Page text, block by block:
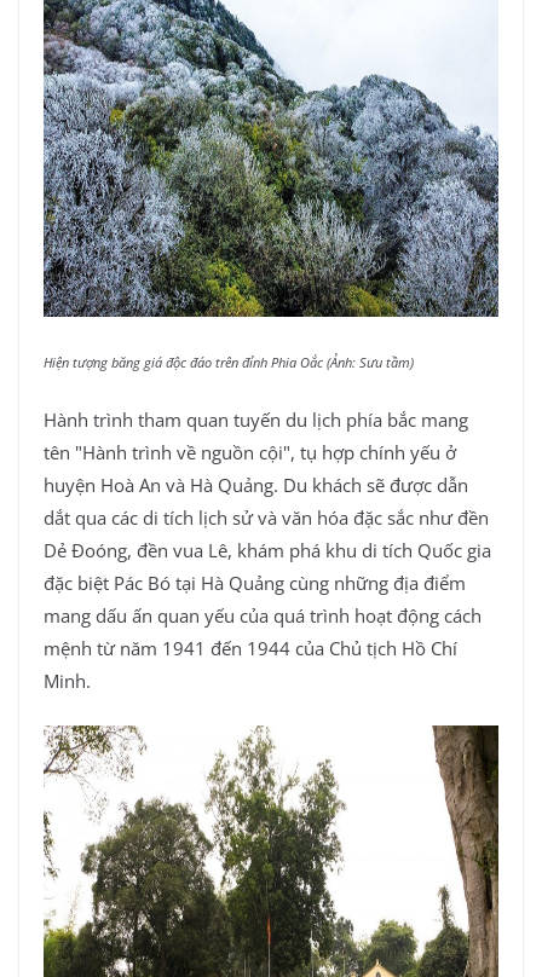
Hiện tượng băng giá độc đáo trên đỉnh Phia Oắc (Ảnh: Sưu tầm)
Hành trình tham quan tuyến du lịch phía bắc mang
tên "Hành trình về nguồn cội", tụ hợp chính yếu ở
huyện Hoà An và Hà Quảng. Du khách sẽ được dẫn
dắt qua các di tích lịch sử và văn hóa đặc sắc như đền
Dẻ Đoóng, đền vua Lê, khám phá khu di tích Quốc gia
đặc biệt Pác Bó tại Hà Quảng cùng những địa điểm
mang dấu ấn quan yếu của quá trình hoạt động cách
mệnh từ năm 1941 đến 1944 của Chủ tịch Hồ Chí
Minh.